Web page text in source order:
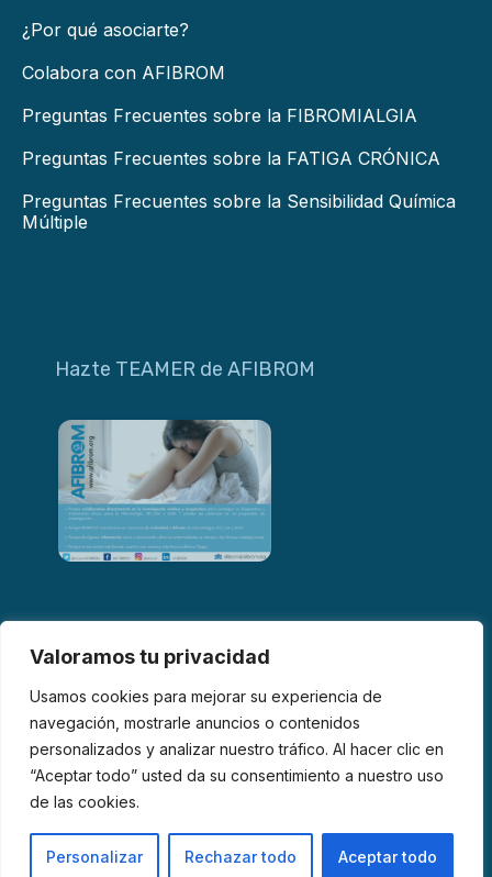
Valoramos tu privacidad
Usamos cookies para mejorar su experiencia de
navegación, mostrarle anuncios o contenidos
personalizados y analizar nuestro tráfico. Al hacer clic en
“Aceptar todo” usted da su consentimiento a nuestro uso
de las cookies.
Personalizar Rechazar todo Aceptar todo
¿Por qué asociarte?
Colabora con AFIBROM
Preguntas Frecuentes sobre la FIBROMIALGIA
Preguntas Frecuentes sobre la FATIGA CRÓNICA
Preguntas Frecuentes sobre la Sensibilidad Química
Múltiple
Hazte TEAMER de AFIBROM
© 2026 AFIBROM. Todos los derechos reservados.